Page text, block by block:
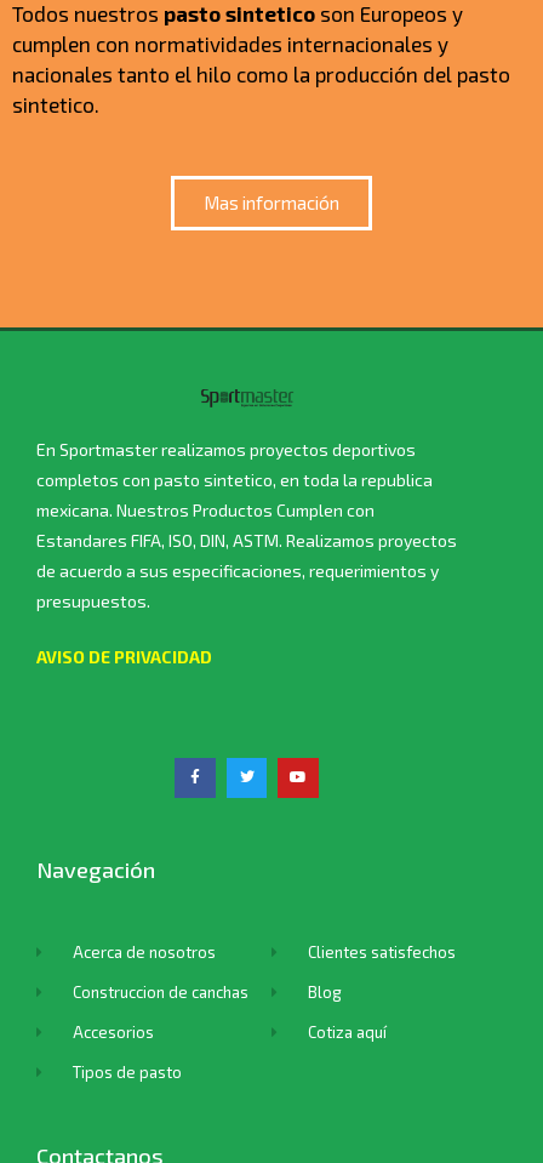
Todos nuestros pasto sintetico son Europeos y
cumplen con normatividades internacionales y
nacionales tanto el hilo como la producción del pasto
sintetico.
Mas información
En Sportmaster realizamos proyectos deportivos
completos con pasto sintetico, en toda la republica
mexicana. Nuestros Productos Cumplen con
Estandares FIFA, ISO, DIN, ASTM. Realizamos proyectos
de acuerdo a sus especificaciones, requerimientos y
presupuestos.
AVISO DE PRIVACIDAD
Navegación
Acerca de nosotros
Construccion de canchas
Accesorios
Tipos de pasto
Clientes satisfechos
Blog
Cotiza aquí
Contactanos